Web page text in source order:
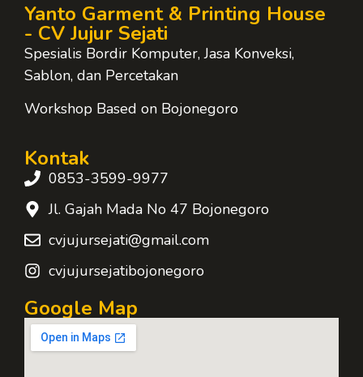
Yanto Garment & Printing House
- CV Jujur Sejati
Spesialis Bordir Komputer, Jasa Konveksi,
Sablon, dan Percetakan
Workshop Based on Bojonegoro
Kontak
0853-3599-9977
Jl. Gajah Mada No 47 Bojonegoro
cvjujursejati@gmail.com
cvjujursejatibojonegoro
Google Map